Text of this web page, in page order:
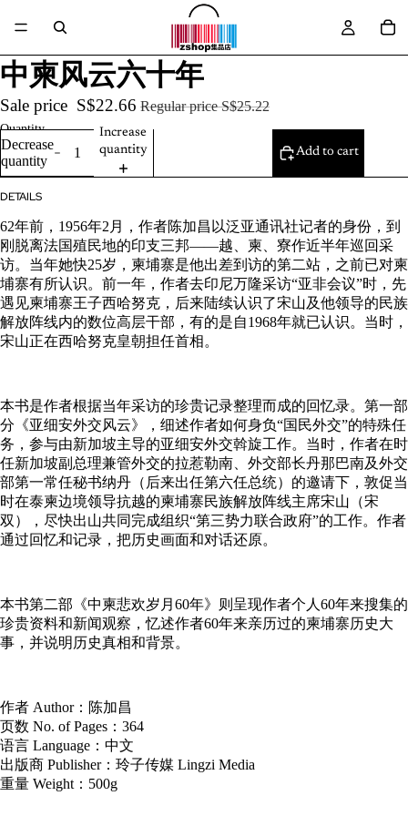
中柬风云六十年
Sale price S$22.66 Regular priceS$25.22
Quantity
Decrease
quantity
Increase
quantity
Add to cart
DETAILS
62年前，1956年2月，作者陈加昌以泛亚通讯社记者的身份，到
刚脱离法国殖民地的印支三邦——越、柬、寮作近半年巡回采
访。当年她快25岁，柬埔寨是他出差到访的第二站，之前已对柬
埔寨有所认识。前一年，作者去印尼万隆采访“亚非会议”时，先
遇见柬埔寨王子西哈努克，后来陆续认识了宋山及他领导的民族
解放阵线内的数位高层干部，有的是自1968年就已认识。当时，
宋山正在西哈努克皇朝担任首相。
本书是作者根据当年采访的珍贵记录整理而成的回忆录。第一部
分《亚细安外交风云》，细述作者如何身负“国民外交”的特殊任
务，参与由新加坡主导的亚细安外交斡旋工作。当时，作者在时
任新加坡副总理兼管外交的拉惹勒南、外交部长丹那巴南及外交
部第一常任秘书纳丹（后来出任第六任总统）的邀请下，敦促当
时在泰柬边境领导抗越的柬埔寨民族解放阵线主席宋山（宋
双），尽快出山共同完成组织“第三势力联合政府”的工作。作者
通过回忆和记录，把历史画面和对话还原。
本书第二部《中柬悲欢岁月60年》则呈现作者个人60年来搜集的
珍贵资料和新闻观察，忆述作者60年来亲历过的柬埔寨历史大
事，并说明历史真相和背景。
作者 Author：陈加昌
页数 No. of Pages：364
语言 Language：中文
出版商 Publisher：玲子传媒 Lingzi Media
重量 Weight：500g